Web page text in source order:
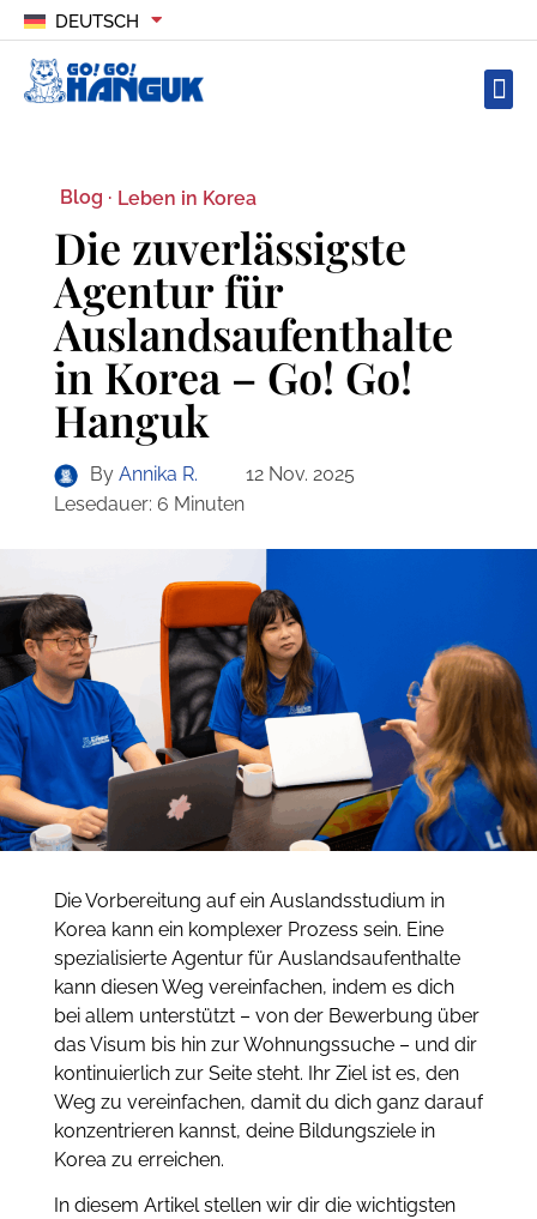
DEUTSCH
Blog · Leben in Korea
Die zuverlässigste
Agentur für
Auslandsaufenthalte
in Korea – Go! Go!
Hanguk
By Annika R.
12 Nov. 2025
Lesedauer: 6 Minuten
Die Vorbereitung auf ein Auslandsstudium in
Korea kann ein komplexer Prozess sein. Eine
spezialisierte Agentur für Auslandsaufenthalte
kann diesen Weg vereinfachen, indem es dich
bei allem unterstützt – von der Bewerbung über
das Visum bis hin zur Wohnungssuche – und dir
kontinuierlich zur Seite steht. Ihr Ziel ist es, den
Weg zu vereinfachen, damit du dich ganz darauf
konzentrieren kannst, deine Bildungsziele in
Korea zu erreichen.
In diesem Artikel stellen wir dir die wichtigsten